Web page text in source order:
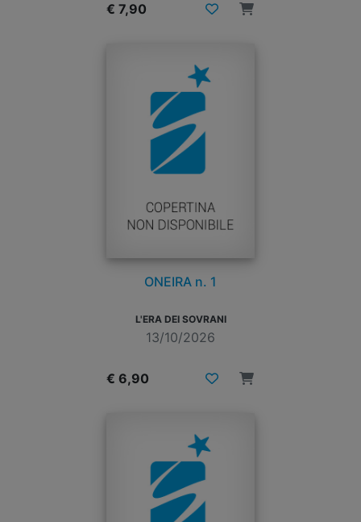
€ 7,90
ONEIRA n. 1
L'ERA DEI SOVRANI
13/10/2026
€ 6,90